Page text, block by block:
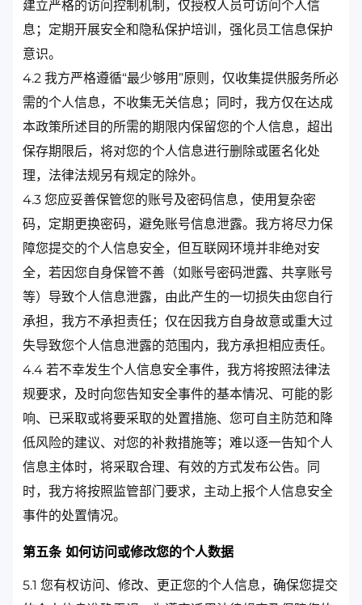
建立严格的访问控制机制，仅授权人员可访问个人信
息；定期开展安全和隐私保护培训，强化员工信息保护
意识。
4.2 我方严格遵循“最少够用”原则，仅收集提供服务所必
需的个人信息，不收集无关信息；同时，我方仅在达成
本政策所述目的所需的期限内保留您的个人信息，超出
保存期限后，将对您的个人信息进行删除或匿名化处
理，法律法规另有规定的除外。
4.3 您应妥善保管您的账号及密码信息，使用复杂密
码，定期更换密码，避免账号信息泄露。我方将尽力保
障您提交的个人信息安全，但互联网环境并非绝对安
全，若因您自身保管不善（如账号密码泄露、共享账号
等）导致个人信息泄露，由此产生的一切损失由您自行
承担，我方不承担责任；仅在因我方自身故意或重大过
失导致您个人信息泄露的范围内，我方承担相应责任。
4.4 若不幸发生个人信息安全事件，我方将按照法律法
规要求，及时向您告知安全事件的基本情况、可能的影
响、已采取或将要采取的处置措施、您可自主防范和降
低风险的建议、对您的补救措施等；难以逐一告知个人
信息主体时，将采取合理、有效的方式发布公告。同
时，我方将按照监管部门要求，主动上报个人信息安全
事件的处置情况。
第五条 如何访问或修改您的个人数据
5.1 您有权访问、修改、更正您的个人信息，确保您提交